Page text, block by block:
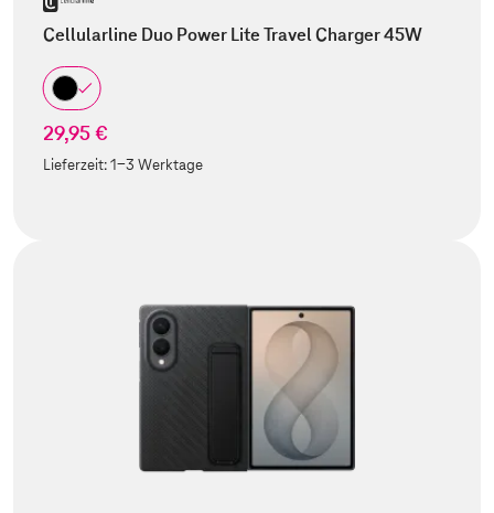
Cellularline Duo Power Lite Travel Charger 45W
29,95 €
Lieferzeit:1-3 Werktage